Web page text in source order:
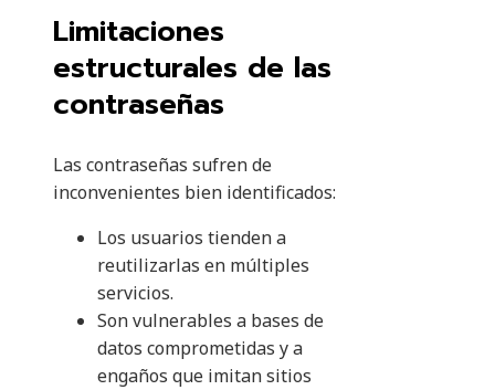
Limitaciones
estructurales de las
contraseñas
Las contraseñas sufren de
inconvenientes bien identificados:
Los usuarios tienden a
reutilizarlas en múltiples
servicios.
Son vulnerables a bases de
datos comprometidas y a
engaños que imitan sitios